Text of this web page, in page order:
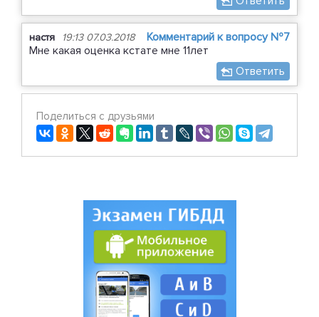
настя 19:13 07.03.2018
Комментарий к вопросу №7
Мне какая оценка кстате мне 11лет
Ответить
Поделиться с друзьями